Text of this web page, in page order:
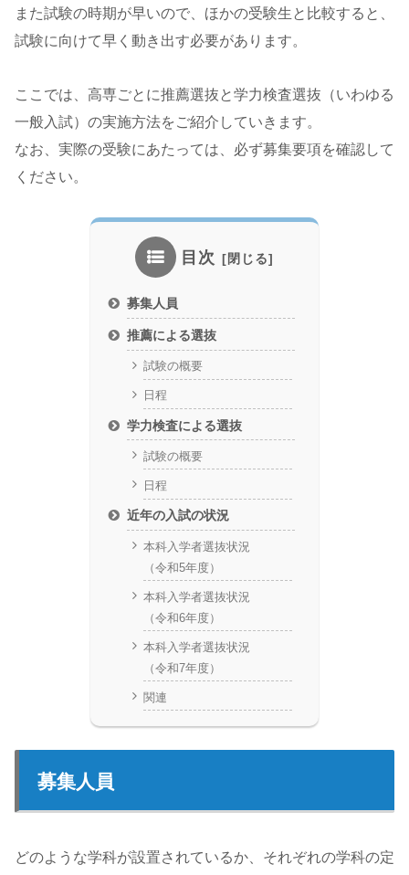
また試験の時期が早いので、ほかの受験生と比較すると、
試験に向けて早く動き出す必要があります。
ここでは、高専ごとに推薦選抜と学力検査選抜（いわゆる
一般入試）の実施方法をご紹介していきます。
なお、実際の受験にあたっては、必ず募集要項を確認して
ください。
目次
募集人員
推薦による選抜
試験の概要
日程
学力検査による選抜
試験の概要
日程
近年の入試の状況
本科入学者選抜状況
（令和5年度）
本科入学者選抜状況
（令和6年度）
本科入学者選抜状況
（令和7年度）
関連
募集人員
どのような学科が設置されているか、それぞれの学科の定